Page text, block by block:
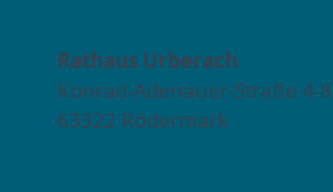
Rathaus Urberach
Konrad-Adenauer-Straße 4-8
63322 Rödermark